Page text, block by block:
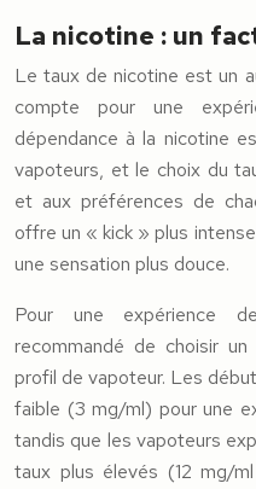
La nicotine : un
Le taux de nicotine est un
compte pour une
dépendance à la nicotine
vapoteurs, et le choix du
et aux préférences de
offre un « kick » plus
une sensation plus douce.
Pour une expérience
recommandé de choisir
profil de vapoteur. Les
faible (3 mg/ml) pour une
tandis que les vapoteurs
taux plus élevés (12 mg/